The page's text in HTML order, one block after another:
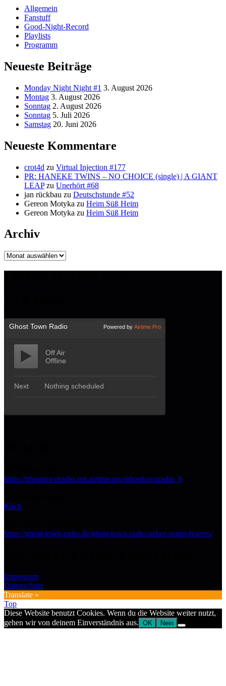
Allgemein
Fanstuff
Good-Night-Record
Playlists
Programm
Neueste Beiträge
Monday Night Night #1 3. August 2026
Montag 3. August 2026
Sonntag 2. August 2026
Sonntag 5. Juli 2026
Samstag 20. Juni 2026
Neueste Kommentare
crot4d zu Virtual Injection #177
PR: HANEKE TWINS – NO CHOICE (single) | A GIANT
LEAPzu Unerhört #68
jan rückbau zu Deutschstunde #52
Gereon Motyka zu Heim Süß Heim
Gereon Motyka zu Heim Süß Heim
Archiv
Archiv
https://ghosttownradio.out.airtime.pro/ghosttownradio_b
Klick
https://ghost-town-radio.de/ghost-town-radio-ueber-sonos-hoeren/
Impressum
Datenschutz
Translate »
Top
Diese Website benutzt Cookies. Wenn du die Website weiter nutzt,
gehen wir von deinem Einverständnis aus. OK Nein